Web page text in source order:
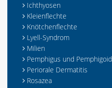
Ichthyosen
Kleienflechte
Knötchenflechte
Lyell-Syndrom
Milien
Pemphigus und Pemphigoid
Periorale Dermatitis
Rosazea